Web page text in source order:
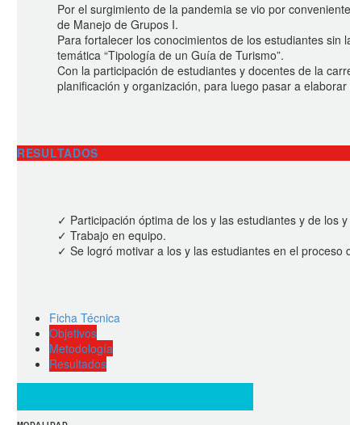
Por el surgimiento de la pandemia se vio por
de Manejo de Grupos I.
Para fortalecer los conocimientos de los estudiantes
temática “Tipología de un Guía de Turismo”.
Con la participación de estudiantes y docentes de la
planificación y organización, para luego pasar a elaborar
RESULTADOS
✓ Participación óptima de los y las estudiantes y de los
✓ Trabajo en equipo.
✓ Se logró motivar a los y las estudiantes en el proceso
Ficha Técnica
Objetivos
Metodología
Resultados